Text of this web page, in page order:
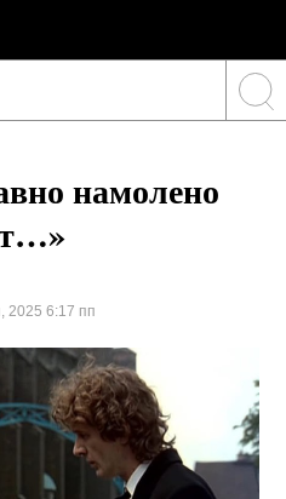
намолено
2025 6:17 пп